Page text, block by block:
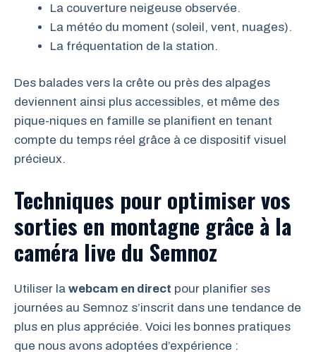
La couverture neigeuse observée.
La météo du moment (soleil, vent, nuages).
La fréquentation de la station.
Des balades vers la crête ou près des alpages
deviennent ainsi plus accessibles, et même des
pique-niques en famille se planifient en tenant
compte du temps réel grâce à ce dispositif visuel
précieux.
Techniques pour optimiser vos
sorties en montagne grâce à la
caméra live du Semnoz
Utiliser la webcam en direct pour planifier ses
journées au Semnoz s’inscrit dans une tendance de
plus en plus appréciée. Voici les bonnes pratiques
que nous avons adoptées d’expérience :